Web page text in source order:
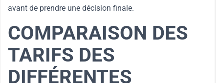
avant de prendre une décision finale.
COMPARAISON DES
TARIFS DES
DIFFÉRENTES